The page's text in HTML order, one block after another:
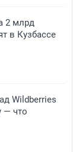
2 млрд
в Кузбассе
Wildberries
— что